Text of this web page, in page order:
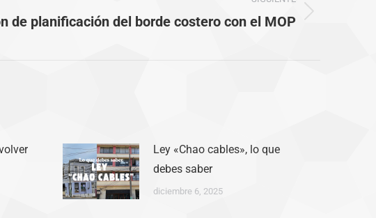
de planificación del borde costero con el MOP
Ley «Chao cables», lo que
debes saber
diciembre 6, 2025